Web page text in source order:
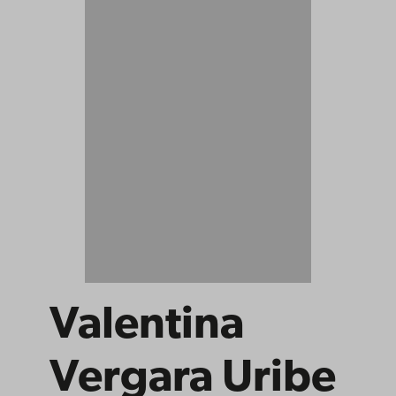
Valentina
Vergara Uribe